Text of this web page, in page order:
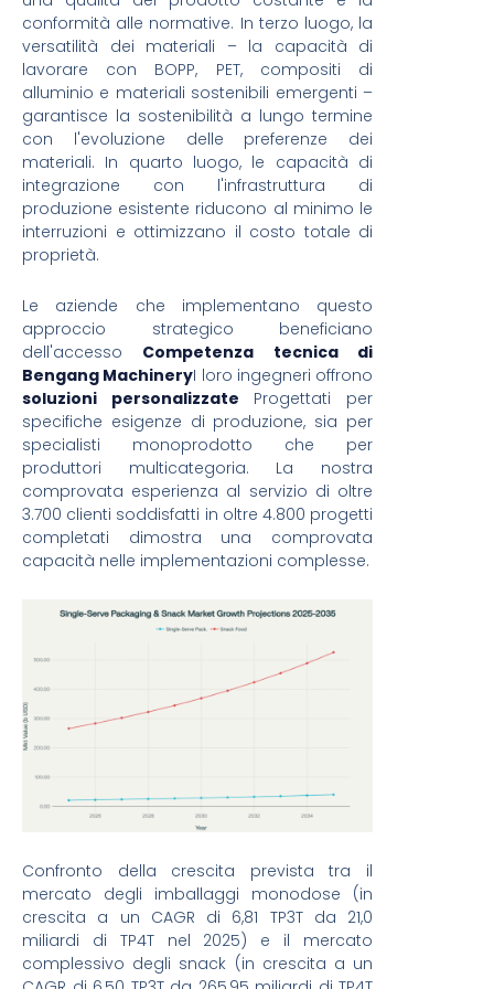
conformità alle normative. In terzo luogo, la
versatilità dei materiali – la capacità di
lavorare con BOPP, PET, compositi di
alluminio e materiali sostenibili emergenti –
garantisce la sostenibilità a lungo termine
con l'evoluzione delle preferenze dei
materiali. In quarto luogo, le capacità di
integrazione con l'infrastruttura di
produzione esistente riducono al minimo le
interruzioni e ottimizzano il costo totale di
proprietà.
Le aziende che implementano questo
approccio strategico beneficiano
dell'accesso Competenza tecnica di
Bengang MachineryI loro ingegneri offrono
soluzioni personalizzate Progettati per
specifiche esigenze di produzione, sia per
specialisti monoprodotto che per
produttori multicategoria. La nostra
comprovata esperienza al servizio di oltre
3.700 clienti soddisfatti in oltre 4.800 progetti
completati dimostra una comprovata
capacità nelle implementazioni complesse.
Confronto della crescita prevista tra il
mercato degli imballaggi monodose (in
crescita a un CAGR di 6,81 TP3T da 21,0
miliardi di TP4T nel 2025) e il mercato
complessivo degli snack (in crescita a un